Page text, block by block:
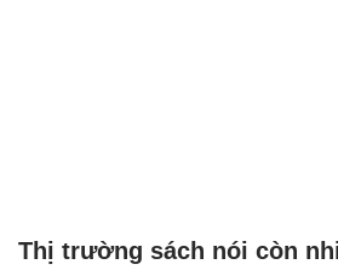
Thị trường sách nói còn